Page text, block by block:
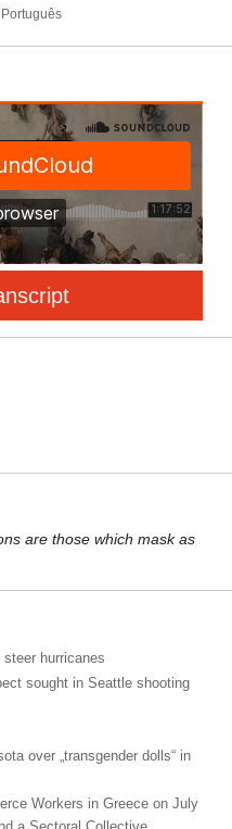
Português
are those which mask as
hurricanes
sought in Seattle shooting
over „transgender dolls“ in
Workers in Greece on July